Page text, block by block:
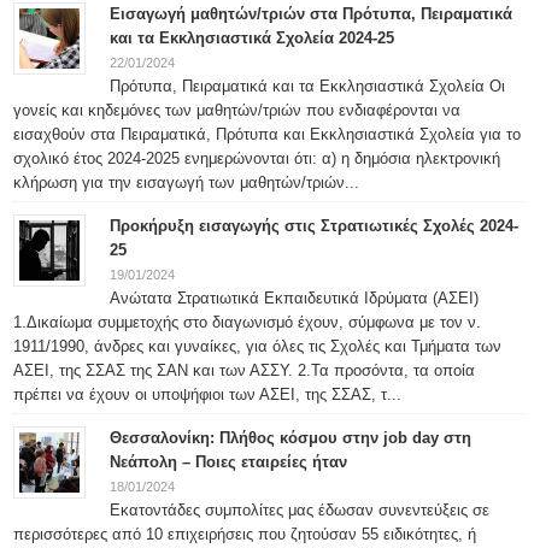
Εισαγωγή μαθητών/τριών στα Πρότυπα, Πειραματικά
και τα Εκκλησιαστικά Σχολεία 2024-25
22/01/2024
Πρότυπα, Πειραματικά και τα Εκκλησιαστικά Σχολεία Οι
γονείς και κηδεμόνες των μαθητών/τριών που ενδιαφέρονται να
εισαχθούν στα Πειραματικά, Πρότυπα και Εκκλησιαστικά Σχολεία για το
σχολικό έτος 2024-2025 ενημερώνονται ότι: α) η δημόσια ηλεκτρονική
κλήρωση για την εισαγωγή των μαθητών/τριών...
Προκήρυξη εισαγωγής στις Στρατιωτικές Σχολές 2024-
25
19/01/2024
Ανώτατα Στρατιωτικά Εκπαιδευτικά Ιδρύματα (ΑΣΕΙ)
1.Δικαίωμα συμμετοχής στο διαγωνισμό έχουν, σύμφωνα με τον ν.
1911/1990, άνδρες και γυναίκες, για όλες τις Σχολές και Τμήματα των
ΑΣΕΙ, της ΣΣΑΣ της ΣΑΝ και των ΑΣΣΥ. 2.Τα προσόντα, τα οποία
πρέπει να έχουν οι υποψήφιοι των ΑΣΕΙ, της ΣΣΑΣ, τ...
Θεσσαλονίκη: Πλήθος κόσμου στην job day στη
Νεάπολη – Ποιες εταιρείες ήταν
18/01/2024
Εκατοντάδες συμπολίτες μας έδωσαν συνεντεύξεις σε
περισσότερες από 10 επιχειρήσεις που ζητούσαν 55 ειδικότητες, ή